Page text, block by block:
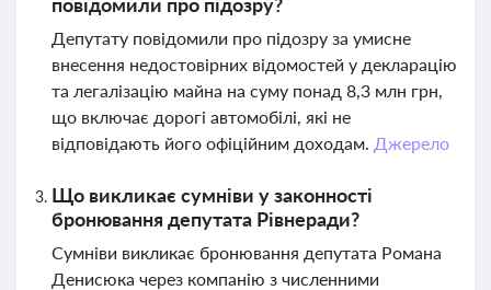
Депутату повідомили про підозру за умисне
внесення недостовірних відомостей у декларацію
та легалізацію майна на суму понад 8,3 млн грн,
що включає дорогі автомобілі, які не
відповідають його офіційним доходам. Джерело
Що викликає сумніви у законності
бронювання депутата Рівнеради?
Сумніви викликає бронювання депутата Романа
Денисюка через компанію з численними